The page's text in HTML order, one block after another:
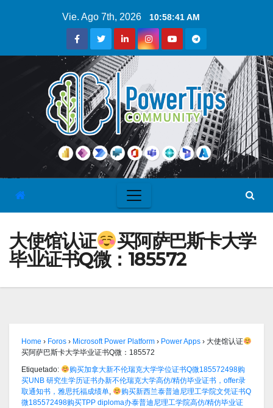
Vie. Ago 7th, 2026 10:58:42 AM
大使馆认证
买阿萨巴斯卡大学
毕业证书Q微：185572
Home › Foros › Microsoft Power Platform › Power Apps › 大使馆认证
买阿萨巴斯卡大学毕业证书Q微：185572
Etiquetado:
购买加拿大新不伦瑞克大学学位证书Q微185572498购
买UNB 研究生学历证书办新不伦瑞克大学高仿/精仿毕业证书，offer录
取通知书，雅思托福成绩单,
购买新西兰泰普迪尼理工学院文凭证书Q
微185572498购买TPP diploma办泰普迪尼理工学院高仿/精仿毕业证